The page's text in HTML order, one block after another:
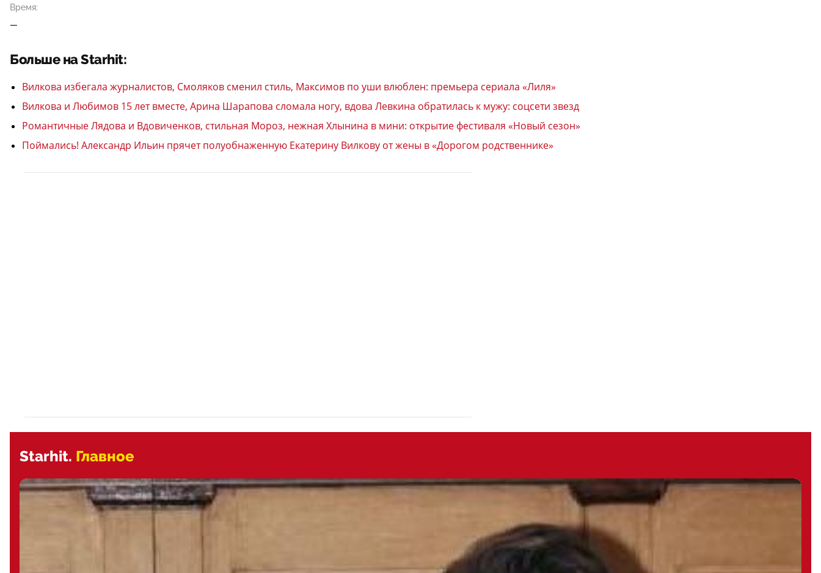
Время:
—
Больше на Starhit:
Вилкова избегала журналистов, Смоляков сменил стиль, Максимов по уши влюблен: премьера сериала «Лиля»
Вилкова и Любимов 15 лет вместе, Арина Шарапова сломала ногу, вдова Левкина обратилась к мужу: соцсети звезд
Романтичные Лядова и Вдовиченков, стильная Мороз, нежная Хлынина в мини: открытие фестиваля «Новый сезон»
Поймались! Александр Ильин прячет полуобнаженную Екатерину Вилкову от жены в «Дорогом родственнике»
Starhit. Главное